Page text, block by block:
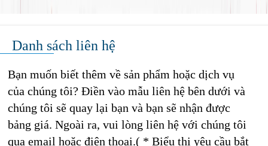
Danh sách liên hệ
Bạn muốn biết thêm về sản phẩm hoặc dịch vụ
của chúng tôi? Điền vào mẫu liên hệ bên dưới và
chúng tôi sẽ quay lại bạn và bạn sẽ nhận được
bảng giá. Ngoài ra, vui lòng liên hệ với chúng tôi
qua email hoặc điện thoại.( * Biểu thị yêu cầu bắt